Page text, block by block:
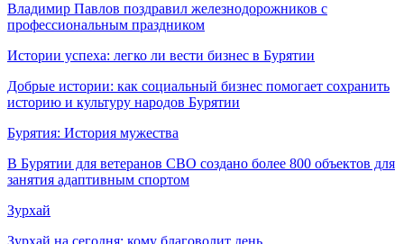
Владимир Павлов поздравил железнодорожников с
профессиональным праздником
Истории успеха: легко ли вести бизнес в Бурятии
Добрые истории: как социальный бизнес помогает сохранить
историю и культуру народов Бурятии
Бурятия: История мужества
В Бурятии для ветеранов СВО создано более 800 объектов для
занятия адаптивным спортом
Зурхай